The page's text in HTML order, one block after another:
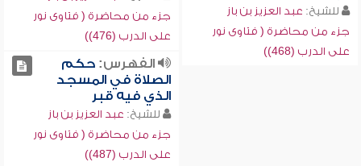
للشيخ: عبد العزيز بن باز
جزء من محاضرة ( فتاوى نور
على الدرب (468))
جزء من محاضرة ( فتاوى نور
على الدرب (476))
الفهرس:حكم
الصلاة في المسجد
الذي فيه قبر
للشيخ: عبد العزيز بن باز
جزء من محاضرة ( فتاوى نور
على الدرب (487))